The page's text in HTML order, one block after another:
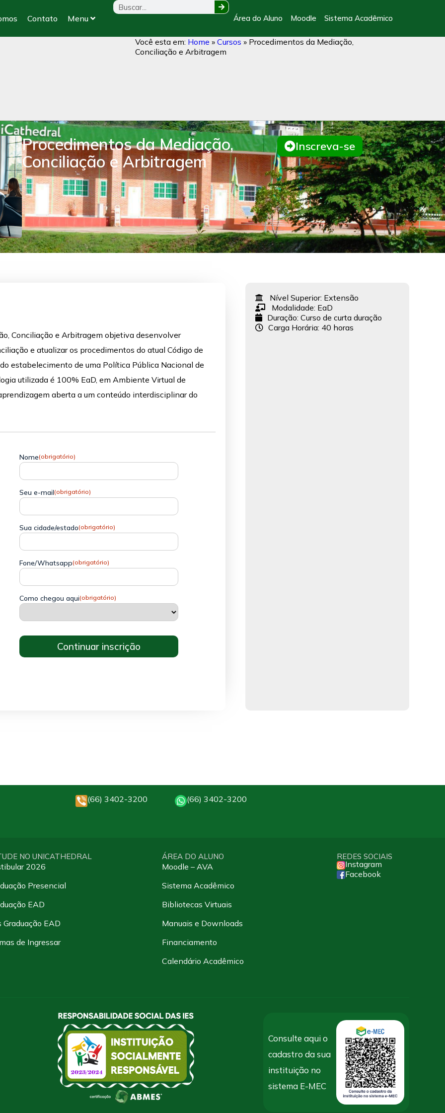
Contato Menu Área do Aluno Moodle Sistema Acadêmico
Você esta em: Home » Cursos » Procedimentos da Mediação,
Conciliação e Arbitragem
Procedimentos da Mediação,
Conciliação e Arbitragem
Inscreva-se
Conciliação e Arbitragem objetiva desenvolver
e atualizar os procedimentos do atual Código de
estabelecimento de uma Política Pública Nacional de
utilizada é 100% EaD, em Ambiente Virtual de
aberta a um conteúdo interdisciplinar do
Nome(obrigatório)
Seu e-mail(obrigatório)
Sua cidade/estado(obrigatório)
Fone/Whatsapp(obrigatório)
Como chegou aqui(obrigatório)
Nível Superior: Extensão
Modalidade: EaD
Duração: Curso de curta duração
Carga Horária: 40 horas
(66) 3402-3200 (66) 3402-3200
NO UNICATHEDRAL
2026
Presencial
EAD
Graduação EAD
de Ingressar
ÁREA DO ALUNO
Moodle – AVA
Sistema Acadêmico
Bibliotecas Virtuais
Manuais e Downloads
Financiamento
Calendário Acadêmico
REDES SOCIAIS
Instagram
Facebook
Consulte aqui o
cadastro da sua
instituição no
sistema E-MEC